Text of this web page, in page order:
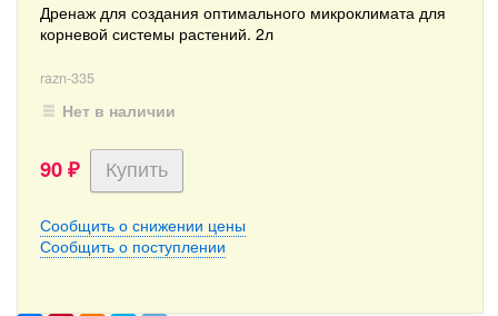
Дренаж для создания оптимального микроклимата для
корневой системы растений. 2л
razn-335
Нет в наличии
90 ₽
Сообщить о снижении цены
Сообщить о поступлении